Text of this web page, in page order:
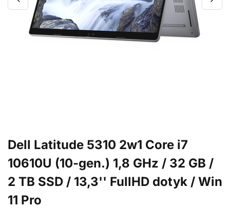
Dell Latitude 5310 2w1 Core i7
10610U (10-gen.) 1,8 GHz / 32 GB /
2 TB SSD / 13,3'' FullHD dotyk / Win
11 Pro